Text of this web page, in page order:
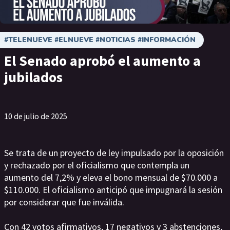
#TELENUEVE #ELNUEVE #NOTICIAS #INFORMACIÓN
El Senado aprobó el aumento a
jubilados
10 de julio de 2025
Se trata de un proyecto de ley impulsado por la oposición
y rechazado por el oficialismo que contempla un
aumento del 7,2% y eleva el bono mensual de $70.000 a
$110.000. El oficialismo anticipó que impugnará la sesión
por considerar que fue inválida.
Con 42 votos afirmativos, 17 negativos y 3 abstenciones,